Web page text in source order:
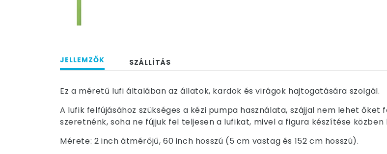
JELLEMZŐK SZÁLLÍTÁS
Ez a méretű lufi általában az állatok, kardok és virágok hajtogatására szolgál.
A lufik felfújásához szükséges a kézi pumpa használata, szájjal nem lehet
szeretnénk, soha ne fújjuk fel teljesen a lufikat, mivel a figura készítése
Mérete: 2 inch átmérőjű, 60 inch hosszú (5 cm vastag és 152 cm hosszú).